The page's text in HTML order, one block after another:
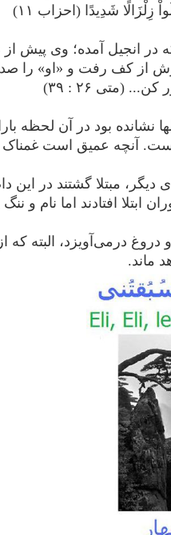
زِلْزَالًا شَدِیدًا (احزاب ۱۱)
در انجیل آمده؛ وی پیش
از کف رفت و «او» را
کن... (متی ۲۶ : ۳۹
)
نشانده بود در آن لحظه
آنچه عمیق است
دیگر، مبتلا گشتند در این
ابتلا افتادند اما نام و
دروغ درمی‌آویزد، البته
ماند.